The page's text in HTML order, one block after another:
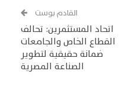
القادم بوست
اتحاد المستثمرين: تحالف
القطاع الخاص والجامعات
ضمانة حقيقية لتطوير
الصناعة المصرية